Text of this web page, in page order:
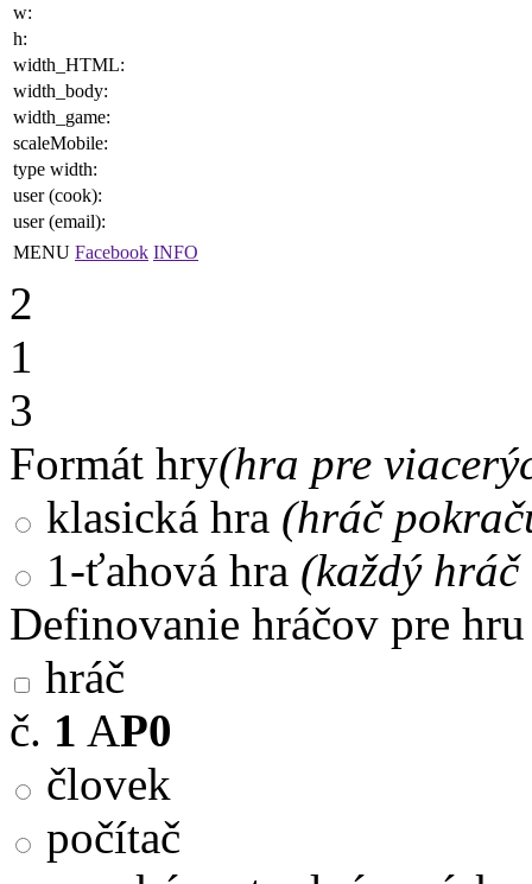
w:
h:
width_HTML:
width_body:
width_game:
scaleMobile:
type width:
user (cook):
user (email):
MENU Facebook INFO
2
1
3
Formát hry(hra pre
klasická hra (hráč
1-ťahová hra (každý
Definovanie hráčov pre hru
hráč
č. 1 AP0
človek
počítač